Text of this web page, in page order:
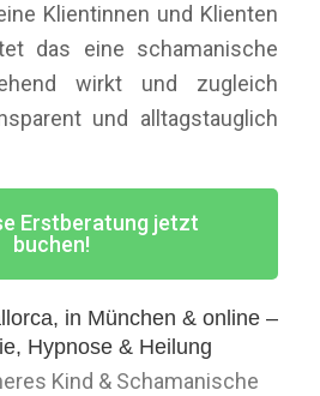
Klientinnen und Klienten
das eine schamanische
wirkt und zugleich
und alltagstauglich
Erstberatung jetzt
buchen!
Kind & Schamanische